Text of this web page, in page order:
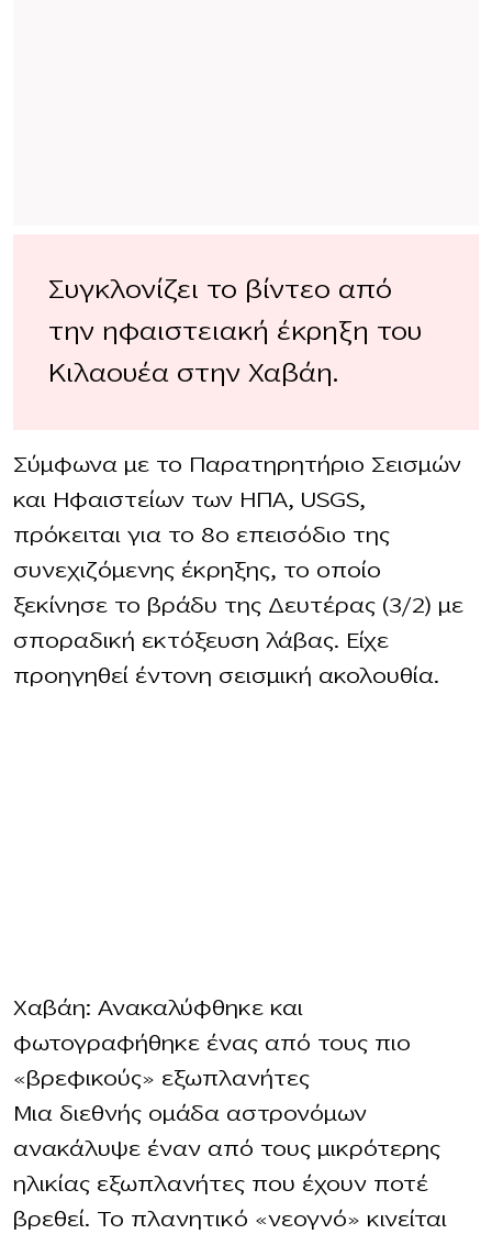
Συγκλονίζει το βίντεο από
την ηφαιστειακή έκρηξη του
Κιλαουέα στην Χαβάη.
Σύμφωνα με το Παρατηρητήριο Σεισμών
και Ηφαιστείων των ΗΠΑ, USGS,
πρόκειται για το 8ο επεισόδιο της
συνεχιζόμενης έκρηξης, το οποίο
ξεκίνησε το βράδυ της Δευτέρας (3/2) με
σποραδική εκτόξευση λάβας. Είχε
προηγηθεί έντονη σεισμική ακολουθία.
Χαβάη: Ανακαλύφθηκε και
φωτογραφήθηκε ένας από τους πιο
«βρεφικούς» εξωπλανήτες
Μια διεθνής ομάδα αστρονόμων
ανακάλυψε έναν από τους μικρότερης
ηλικίας εξωπλανήτες που έχουν ποτέ
βρεθεί. Το πλανητικό «νεογνό» κινείται